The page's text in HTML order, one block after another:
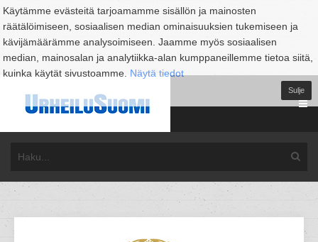
Käytämme evästeitä tarjoamamme sisällön ja mainosten
räätälöimiseen, sosiaalisen median ominaisuuksien tukemiseen ja
kävijämäärämme analysoimiseen. Jaamme myös sosiaalisen
median, mainosalan ja analytiikka-alan kumppaneillemme tietoa siitä,
kuinka käytät sivustoamme. Näytä tiedot
Sulje